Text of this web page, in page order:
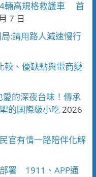
4輛高規格救護車 首
7 日
:請用路人減速慢行
較、優缺點與電商變
的深夜台味！傳承
的國際級小吃2026
官有情一路陪伴化解
署 1911、APP通